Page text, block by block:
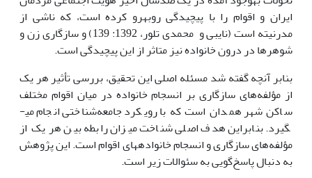
ایران و اقوام را با پیچیدگی روبه­رو کرده است، که ناشی از
مدرنیته است (نایبی و محمدی تلور، 1392: 139) و سازگاری زن و
شوهرها در درون خانواده نیز متاثر از این پیچیدگی است.
بنابر آنچه گفته شد مسئله اصلی این تحقیق، بررسی تأثیر هر یک
از مؤلفه‌های سازگاری بر انسجام خانواده در میان اقوام مختلف
ساکن شهر همدان است که با رویکرد جامعه‌شناختی انجام می­
گیرد. بنابراین هدف اصلی شناخت میزان رابطه بین هر یک از
مؤلفه‌های سازگاری و انسجام خانواده­های اقوام است. این پژوهش
به دنبال پاسخ‌گویی به سئوالات زیر است.